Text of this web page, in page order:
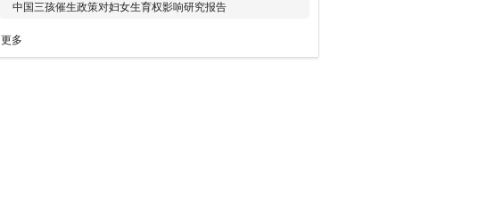
中国三孩催生政策对妇女生育权影响研究报告
更多